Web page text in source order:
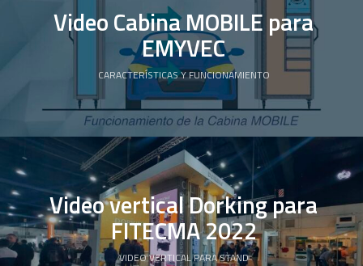
Video Cabina MOBILE para
EMYVEC
CARACTERÍSTICAS Y FUNCIONAMIENTO
Video vertical Dorking para
FITECMA 2022
VIDEO VERTICAL PARA STAND